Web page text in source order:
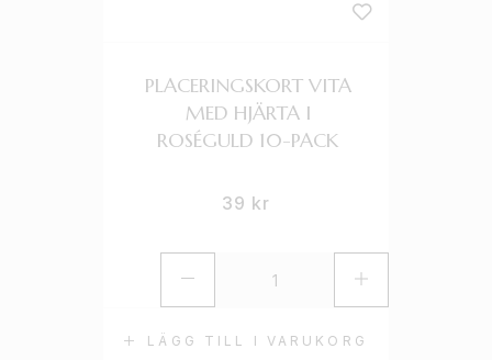
LÄGG TILL I VARUKORG
PLACERINGSKORT VITA
MED HJÄRTA I
ROSÉGULD 10-PACK
39 kr